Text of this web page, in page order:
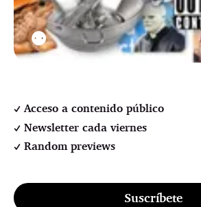
⚉
Acceso a contenido público
Newsletter cada viernes
Random previews
Suscríbete